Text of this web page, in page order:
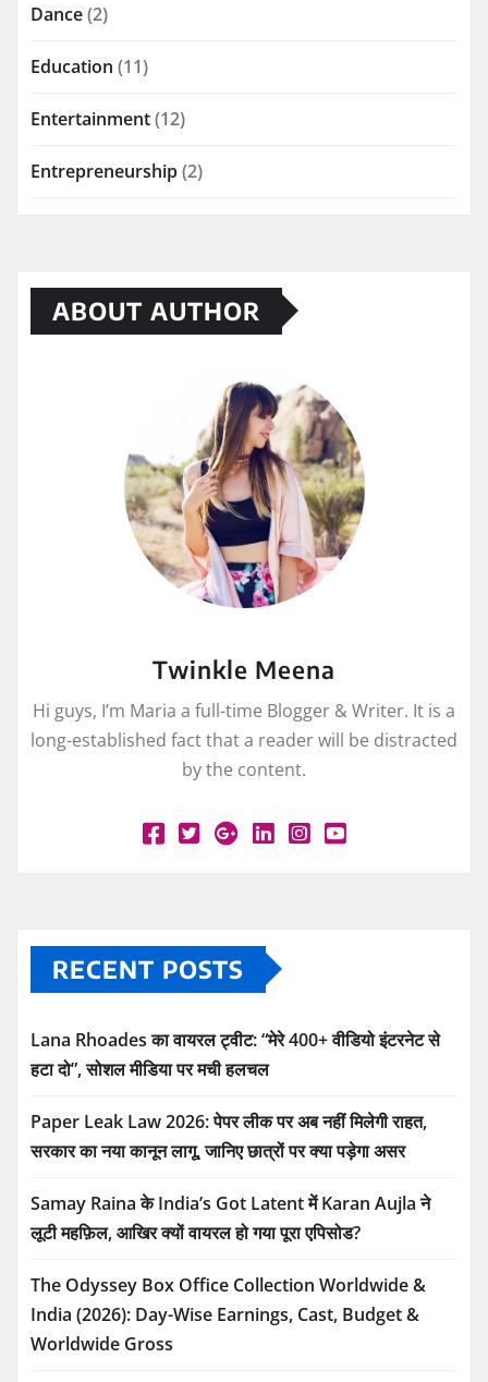
Dance(2)
Education (11)
Entertainment(12)
Entrepreneurship(2)
ABOUT AUTHOR
Twinkle Meena
Hi guys, I’m Maria a full-time Blogger & Writer. It is a
long-established fact that a reader will be distracted
by the content.
RECENT POSTS
Lana Rhoades का वायरल ट्वीट: “मेरे 400+ वीडियो इंटरनेट से
हटा दो”, सोशल मीडिया पर मची हलचल
Paper Leak Law 2026: पेपर लीक पर अब नहीं मिलेगी राहत,
सरकार का नया कानून लागू, जानिए छात्रों पर क्या पड़ेगा असर
Samay Raina के India’s Got Latent में Karan Aujla ने
लूटी महफ़िल, आखिर क्यों वायरल हो गया पूरा एपिसोड?
The Odyssey Box Office Collection Worldwide &
India (2026): Day-Wise Earnings, Cast, Budget &
Worldwide Gross